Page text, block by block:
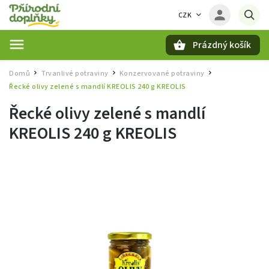
CZK
Prázdný košík
Domů / Trvanlivé potraviny Konzervované potraviny
Řecké olivy zelené s mandlí KREOLIS 240 g KREOLIS
Řecké olivy zelené s mandlí
KREOLIS 240 g KREOLIS